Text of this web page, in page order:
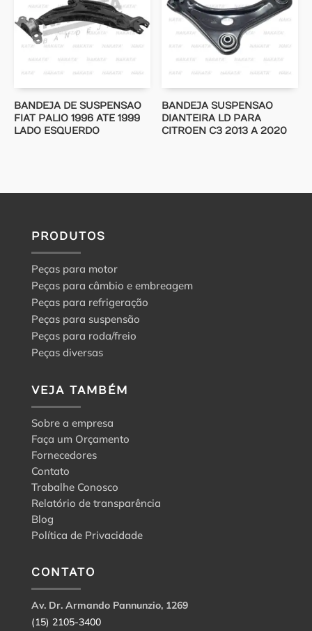
BANDEJA DE SUSPENSAO
FIAT PALIO 1996 ATE 1999
LADO ESQUERDO
BANDEJA SUSPENSAO
DIANTEIRA LD PARA
CITROEN C3 2013 A 2020
PRODUTOS
Peças para motor
Peças para câmbio e embreagem
Peças para refrigeração
Peças para suspensão
Peças para roda/freio
Peças diversas
VEJA TAMBÉM
Sobre a empresa
Faça um Orçamento
Fornecedores
Contato
Trabalhe Conosco
Relatório de transparência
Blog
Política de Privacidade
CONTATO
Av. Dr. Armando Pannunzio, 1269
(15) 2105-3400